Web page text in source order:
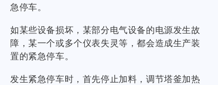
急停车。
如某些设备损坏，某部分电气设备的电源发生故
障，某一个或多个仪表失灵等，都会造成生产装
置的紧急停车。
发生紧急停车时，首先停止加料，调节塔釜加热